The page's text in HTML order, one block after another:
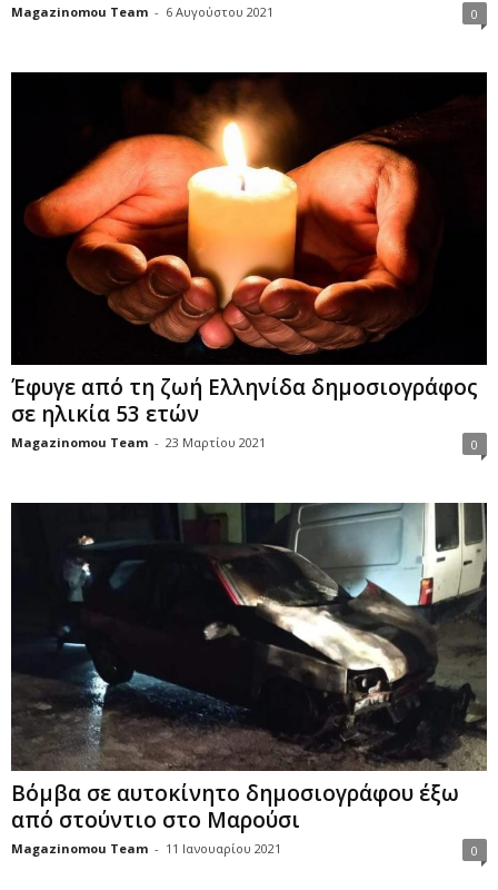
Magazinomou Team - 6 Αυγούστου 2021 0
Έφυγε από τη ζωή Ελληνίδα δημοσιογράφος
σε ηλικία 53 ετών
Magazinomou Team - 23 Μαρτίου 2021 0
Βόμβα σε αυτοκίνητο δημοσιογράφου έξω
από στούντιο στο Μαρούσι
Magazinomou Team - 11 Ιανουαρίου 2021 0